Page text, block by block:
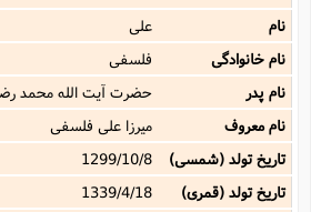
نام
على
نام خانوادگی
فلسفى
نام پدر
حضرت آیت الله محمد رضا
نام معروف
میرزا على فلسفى
تاریخ تولد (شمسی)
1299/10/8
تاریخ تولد (قمری)
1339/4/18